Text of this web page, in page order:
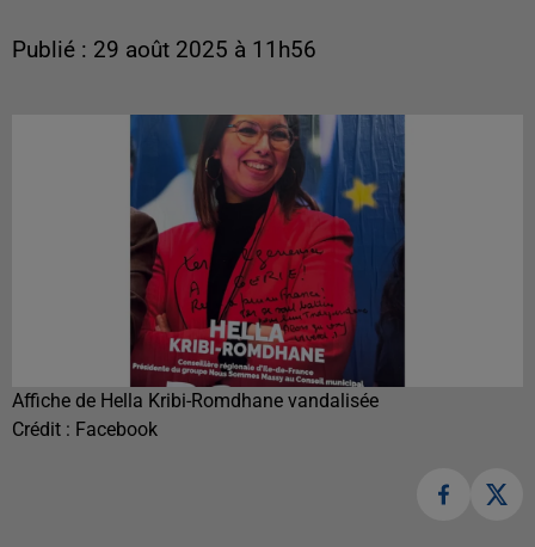
Publié : 29 août 2025 à 11h56
Affiche de Hella Kribi-Romdhane vandalisée
Crédit : Facebook